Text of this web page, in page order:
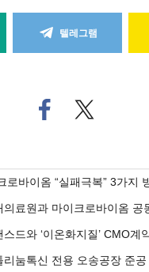
텔레그램
페
이
로
기
사
유
기
트위
터로
로바이옴 “실패극복” 3가지
의료원과 마이크로바이옴 공
드와 ‘이온화지질’ CMO계
리눔톡신 전용 오송공장 준공